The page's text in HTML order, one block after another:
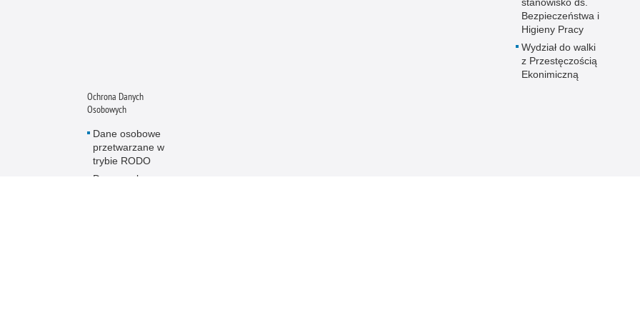
Bezpieczeństwa i
Higieny Pracy
Wydział do walki
z Przestęczością
Ekonimiczną
Ochrona Danych
Osobowych
Dane osobowe
przetwarzane w
trybie RODO
Dane osobowe